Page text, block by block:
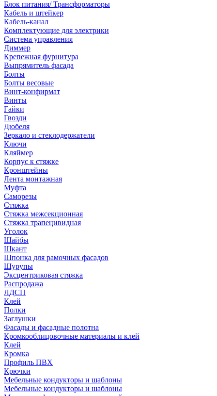
Блок питания/ Трансформаторы
Кабель и штейкер
Кабель-канал
Комплектующие для электрики
Система управления
Диммер
Крепежная фурнитура
Выпрямитель фасада
Болты
Болты весовые
Винт-конфирмат
Винты
Гайки
Гвозди
Дюбеля
Зеркало и стеклодержатели
Ключи
Кляймер
Корпус к стяжке
Кронштейны
Лента монтажная
Муфта
Саморезы
Стяжка
Стяжка межсекционная
Стяжка трапецивидная
Уголок
Шайбы
Шкант
Шпонка для рамочных фасадов
Шурупы
Эксцентриковая стяжка
Распродажа
ЛДСП
Клей
Полки
Заглушки
Фасады и фасадные полотна
Кромкооблицовочные материалы и клей
Клей
Кромка
Профиль ПВХ
Крючки
Мебельные кондукторы и шаблоны
Мебельные кондукторы и шаблоны